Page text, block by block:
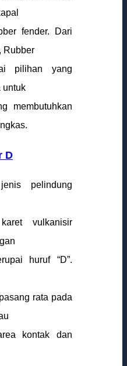
fender. Dari
Rubber
pilihan yang
untuk
membutuhkan
D
pelindung
vulkanisir
huruf “D”.
rata pada
kontak dan